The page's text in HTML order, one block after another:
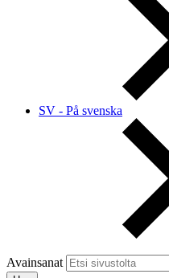
SV - På svenska
Avainsanat